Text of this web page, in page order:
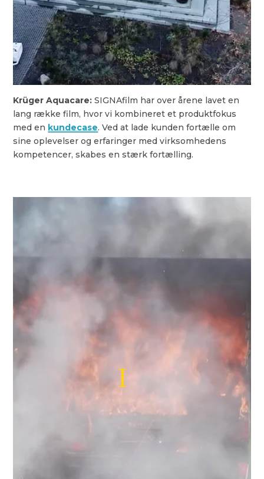
Krüger Aquacare: SIGNAfilm har over årene lavet en
lang række film, hvor vi kombineret et produktfokus
med en kundecase. Ved at lade kunden fortælle om
sine oplevelser og erfaringer med virksomhedens
kompetencer, skabes en stærk fortælling.